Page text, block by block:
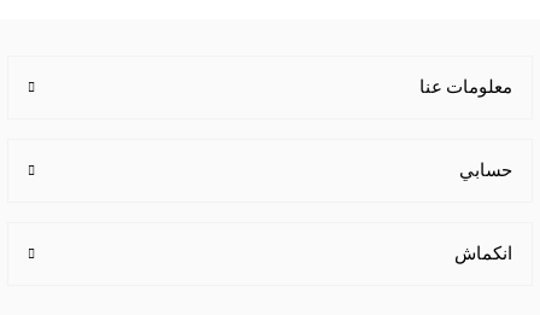
معلومات عنا
حسابي
انكماش